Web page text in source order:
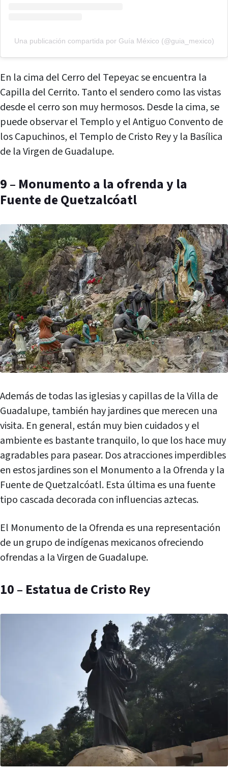
Una publicación compartida por Guía México (@guia_mexico)
En la cima del Cerro del Tepeyac se encuentra la
Capilla del Cerrito. Tanto el sendero como las vistas
desde el cerro son muy hermosos. Desde la cima, se
puede observar el Templo y el Antiguo Convento de
los Capuchinos, el Templo de Cristo Rey y la Basílica
de la Virgen de Guadalupe.
9 – Monumento a la ofrenda y la
Fuente de Quetzalcóatl
Además de todas las iglesias y capillas de la Villa de
Guadalupe, también hay jardines que merecen una
visita. En general, están muy bien cuidados y el
ambiente es bastante tranquilo, lo que los hace muy
agradables para pasear. Dos atracciones imperdibles
en estos jardines son el Monumento a la Ofrenda y la
Fuente de Quetzalcóatl. Esta última es una fuente
tipo cascada decorada con influencias aztecas.
El Monumento de la Ofrenda es una representación
de un grupo de indígenas mexicanos ofreciendo
ofrendas a la Virgen de Guadalupe.
10 – Estatua de Cristo Rey